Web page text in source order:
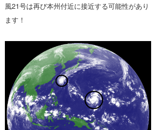
風21号は再び本州付近に接近する可能性があり
ます！
塚本予報士